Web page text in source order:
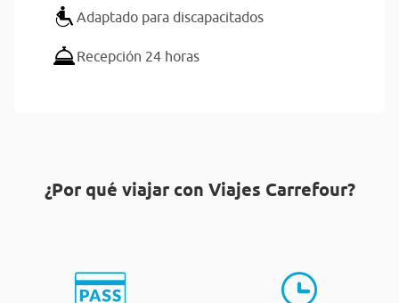
Adaptado para discapacitados
Recepción 24 horas
¿Por qué viajar con Viajes Carrefour?